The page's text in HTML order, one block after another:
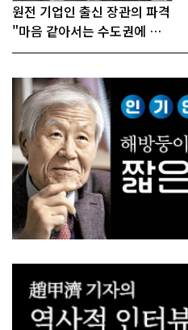
원전 기업인 출신 장관의 파격
"마음 같아서는 수도권에 원
전 짓고싶다"